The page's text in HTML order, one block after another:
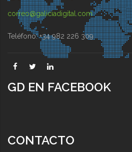
correo@galiciadigital.com
Teléfono: +34 982 226 309
GD EN FACEBOOK
CONTACTO